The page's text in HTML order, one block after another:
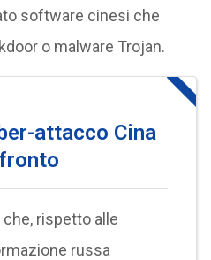
software cinesi che
o malware Trojan.
attacco Cina
rispetto alle
russa